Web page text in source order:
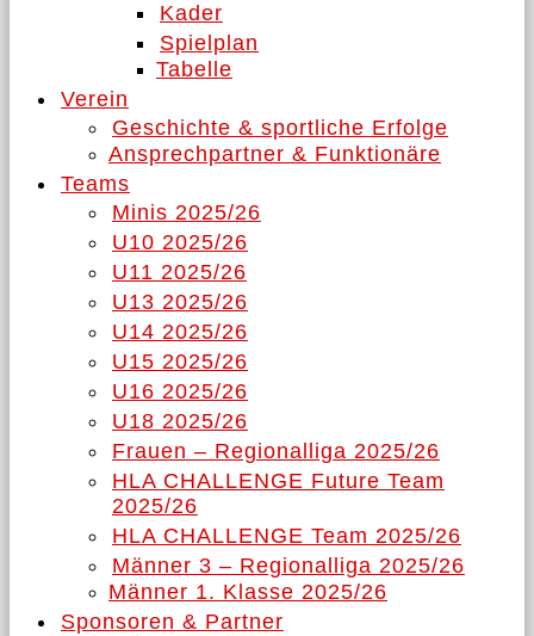
Kader
Spielplan
Tabelle
Verein
Geschichte & sportliche Erfolge
Ansprechpartner & Funktionäre
Teams
Minis 2025/26
U10 2025/26
U11 2025/26
U13 2025/26
U14 2025/26
U15 2025/26
U16 2025/26
U18 2025/26
Frauen – Regionalliga 2025/26
HLA CHALLENGE Future Team
2025/26
HLA CHALLENGE Team 2025/26
Männer 3 – Regionalliga 2025/26
Männer 1. Klasse 2025/26
Sponsoren & Partner